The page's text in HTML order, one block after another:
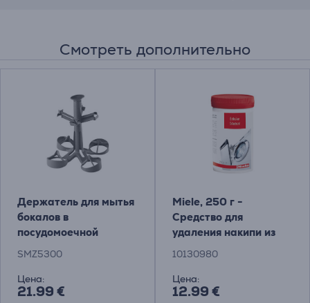
Смотреть дополнительно
Держатель для мытья
бокалов в
посудомоечной
машине Bosch
SMZ5300
Цена:
21.99 €
Miele, 250 г -
Средство для
удаления накипи из
стиральных и
машин
10130980
Цена:
12.99 €